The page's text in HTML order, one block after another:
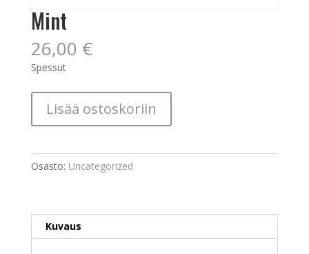
Mint
26,00 €
Spessut
määräLisää ostoskoriin
Osasto: Uncategorized
Kuvaus